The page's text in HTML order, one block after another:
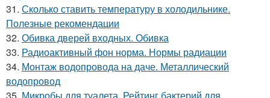
31. Сколько ставить температуру в холодильнике.
Полезные рекомендации
32. Обивка дверей входных. Обивка
33. Радиоактивный фон норма. Нормы радиации
34. Монтаж водопровода на даче. Металлический
водопровод